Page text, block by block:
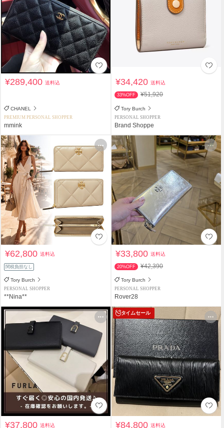
¥289,400送料込
CHANEL
PREMIUM PERSONAL SHOPPER
mmink
¥34,420送料込
33%OFF ¥51,920
Tory Burch
PERSONAL SHOPPER
Brand Shoppe
¥62,800送料込
関税負担なし
Tory Burch
PERSONAL SHOPPER
**Nina**
¥33,800送料込
20%OFF ¥42,390
Tory Burch
PERSONAL SHOPPER
Rover28
¥37,800送料込
タイムセール
¥84,800送料込